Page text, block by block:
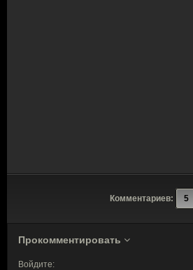
Комментариев: 5
Прокомментировать
Войдите: